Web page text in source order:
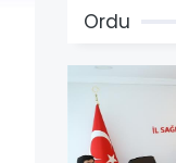
Ordu